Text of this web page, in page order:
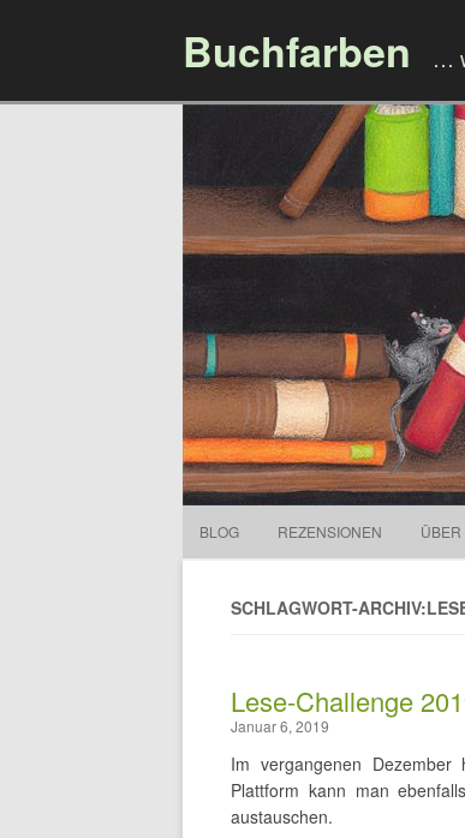
Buchfarben …
BLOG REZENSIONEN ÜBER
SCHLAGWORT-
Lese-Challenge
Januar 6, 2019
Im vergangenen
Plattform kann man
austauschen.